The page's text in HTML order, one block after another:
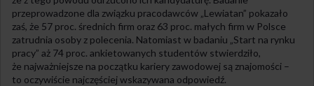
przeprowadzone dla związku pracodawców „Lewiatan” pokazało
zaś, że 57 proc. średnich firm oraz 63 proc. małych firm w Polsce
zatrudnia osoby z polecenia. Natomiast w badaniu „Start na rynku
pracy” aż 74 proc. ankietowanych studentów stwierdziło,
że najważniejsze na początku kariery zawodowej są znajomości –
to oczywiście najczęściej wskazywana odpowiedź.